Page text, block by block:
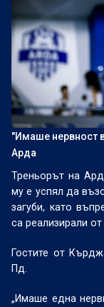
"Имаше нервност
Арда
Треньорът на
му е успял да
загуби, като
са реализирали
Гостите от
Пд.
„Имаше една